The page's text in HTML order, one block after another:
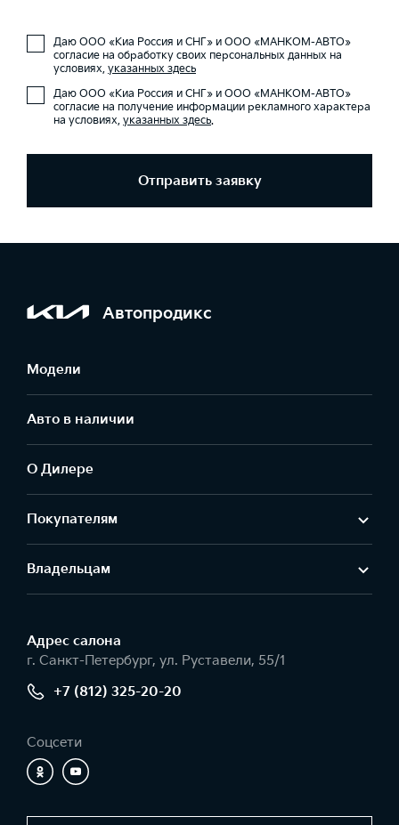
Даю ООО «Киа Россия и СНГ» и ООО «МАНКОМ-АВТО»
согласие на обработку своих персональных данных на
условиях, указанных здесь
Даю ООО «Киа Россия и СНГ» и ООО «МАНКОМ-АВТО»
согласие на получение информации рекламного характера
на условиях, указанных здесь.
Отправить заявку
Автопродикс
Модели
Авто в наличии
О Дилере
Покупателям
Владельцам
Адрес салонa
г. Санкт-Петербург, ул. Руставели, 55/1
+7 (812) 325-20-20
Соцсети